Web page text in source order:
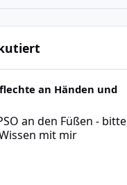
an Händen und
an den Füßen - bitte
mit mir